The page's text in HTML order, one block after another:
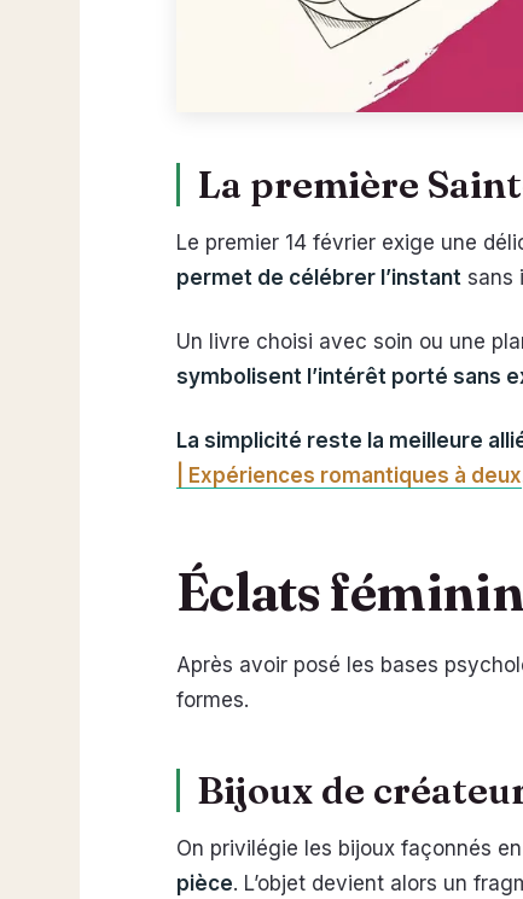
La première
Le premier 14 février exige une
permet de célébrer l’instant sans
Un livre choisi avec soin ou une
symbolisent l’intérêt porté sans
La simplicité reste la meilleure
| Expériences romantiques à deux
Éclats
Après avoir posé les bases
formes.
Bijoux de
On privilégie les bijoux façonnés
pièce. L’objet devient alors un